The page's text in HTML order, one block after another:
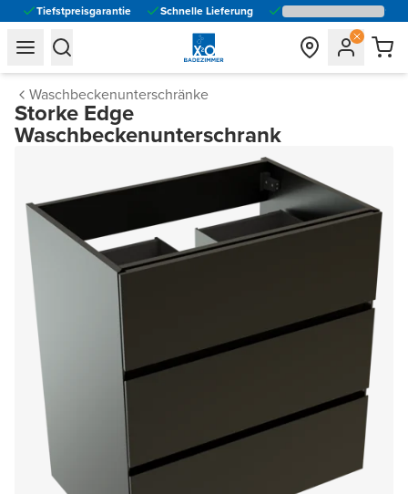
Tiefstpreisgarantie Schnelle Lieferung
general.navigation.toggle_menu.label
general.navigation.toggle_menu.label
Waschbeckenunterschränke
Storke Edge
Waschbeckenunterschrank